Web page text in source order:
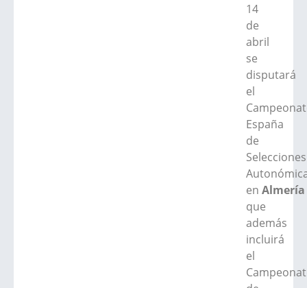
14
de
abril
se
disputará
el
España
de
Selecciones
enAlmería
que
además
incluirá
el